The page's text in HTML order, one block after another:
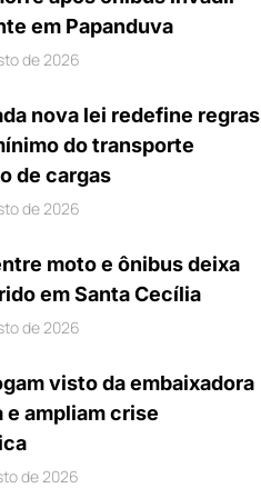
em Papanduva
de 2026
nova lei redefine regras
do transporte
de cargas
de 2026
moto e ônibus deixa
em Santa Cecília
de 2026
visto da embaixadora
e ampliam crise
de 2026